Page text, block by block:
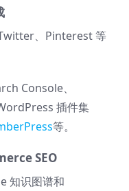
、Pinterest 等
Console、
插件集
等。
SEO
知识图谱和